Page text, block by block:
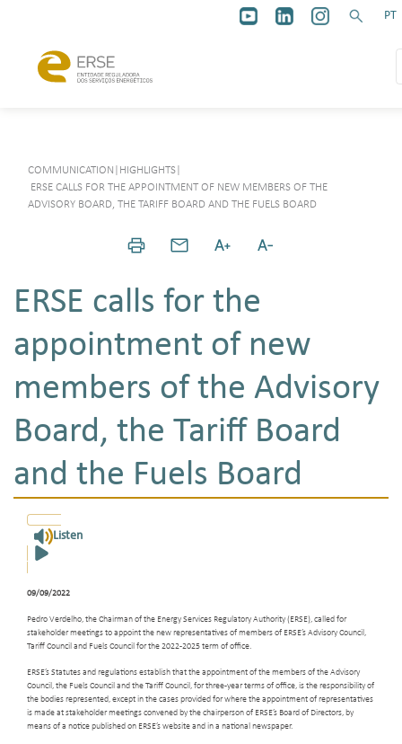
PT
COMMUNICATION HIGHLIGHTS
ERSE CALLS FOR THE APPOINTMENT OF NEW MEMBERS OF THE
ADVISORY BOARD, THE TARIFF BOARD AND THE FUELS BOARD
ERSE calls for the
appointment of new
members of the Advisory
Board, the Tariff Board
and the Fuels Board
Listen
09/09/2022
Pedro Verdelho, the Chairman of the Energy Services Regulatory Authority (ERSE), called for
stakeholder meetings to appoint the new representatives of members of ERSE’s Advisory Council,
Tariff Council and Fuels Council for the 2022-2025 term of office.
ERSE’s Statutes and regulations establish that the appointment of the members of the Advisory
Council, the Fuels Council and the Tariff Council, for three-year terms of office, is the responsibility of
the bodies represented, except in the cases provided for where the appointment of representatives
is made at stakeholder meetings convened by the chairperson of ERSE’s Board of Directors, by
means of a notice published on ERSE’s website and in a national newspaper.